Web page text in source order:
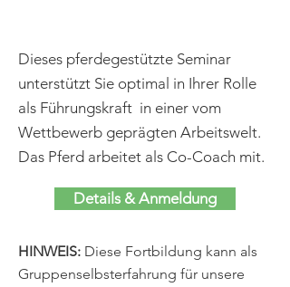
Dieses pferdegestützte Seminar
unterstützt Sie optimal in Ihrer Rolle
als Führungskraft in einer vom
Wettbewerb geprägten Arbeitswelt.
Das Pferd arbeitet als Co-Coach mit.
Details & Anmeldung
HINWEIS: Diese Fortbildung kann als
Gruppenselbsterfahrung für unsere